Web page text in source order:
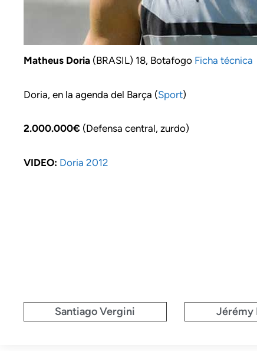
Matheus Doria (BRASIL) 18, Botafogo Ficha técnica
Doria, en la agenda del Barça (Sport)
2.000.000€ (Defensa central, zurdo)
VIDEO: Doria 2012
Santiago Vergini Jérémy